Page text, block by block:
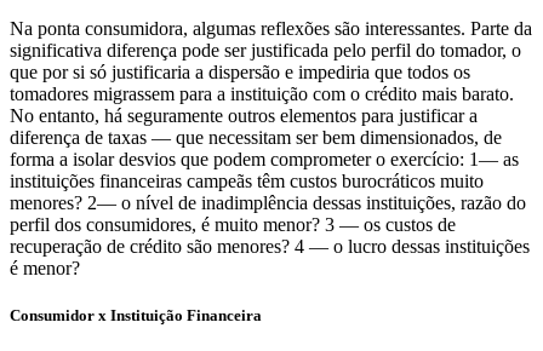
Na ponta consumidora, algumas reflexões são interessantes. Parte da
significativa diferença pode ser justificada pelo perfil do tomador, o
que por si só justificaria a dispersão e impediria que todos os
tomadores migrassem para a instituição com o crédito mais barato.
No entanto, há seguramente outros elementos para justificar a
diferença de taxas — que necessitam ser bem dimensionados, de
forma a isolar desvios que podem comprometer o exercício: 1— as
instituições financeiras campeãs têm custos burocráticos muito
menores? 2— o nível de inadimplência dessas instituições, razão do
perfil dos consumidores, é muito menor? 3 — os custos de
recuperação de crédito são menores? 4 — o lucro dessas instituições
é menor?
Consumidor x Instituição Financeira